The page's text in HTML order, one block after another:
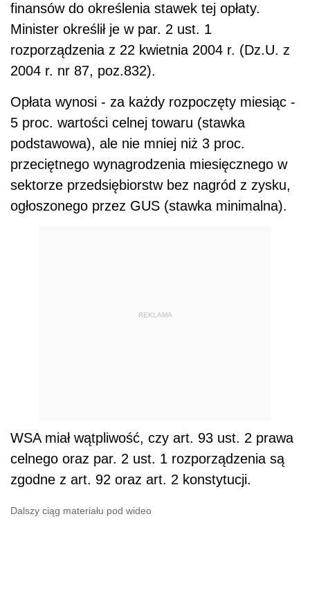
finansów do określenia stawek tej opłaty.
Minister określił je w par. 2 ust. 1
rozporządzenia z 22 kwietnia 2004 r. (Dz.U. z
2004 r. nr 87, poz.832).
Opłata wynosi - za każdy rozpoczęty miesiąc -
5 proc. wartości celnej towaru (stawka
podstawowa), ale nie mniej niż 3 proc.
przeciętnego wynagrodzenia miesięcznego w
sektorze przedsiębiorstw bez nagród z zysku,
ogłoszonego przez GUS (stawka minimalna).
REKLAMA
WSA miał wątpliwość, czy art. 93 ust. 2 prawa
celnego oraz par. 2 ust. 1 rozporządzenia są
zgodne z art. 92 oraz art. 2 konstytucji.
Dalszy ciąg materiału pod wideo